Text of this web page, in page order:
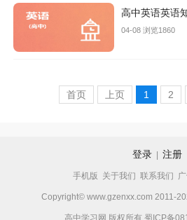
高中英语英语
04-08 浏览1860
首页 上页 1 2
登录| 注册
手机版 关于我们 联系我们
Copyright© www.gzenxx.com 2011-
高中学习网 版权所有 蜀ICP备